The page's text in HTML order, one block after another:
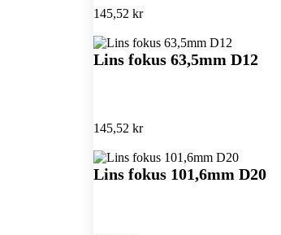
145,52 kr
Lins fokus 63,5mm D12
145,52 kr
Lins fokus 101,6mm D20